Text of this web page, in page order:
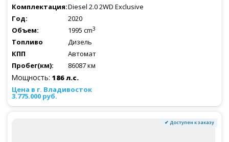
Diesel 2.0 2WD Exclusive
2020
1995 cm3
Дизель
Автомат
86087 км
Мощность: 186 л.с.
3.775.000 руб.
✔ Доступен к заказу